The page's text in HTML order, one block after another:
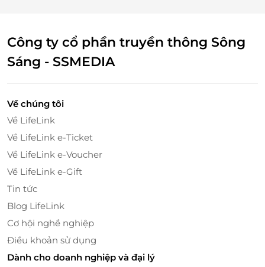
Công ty cổ phần truyền thông Sông
Sáng - SSMEDIA
Về chúng tôi
Về LifeLink
Về LifeLink e-Ticket
Về LifeLink e-Voucher
Về LifeLink e-Gift
Tin tức
Blog LifeLink
Cơ hội nghề nghiệp
Điều khoản sử dụng
Dành cho doanh nghiệp và đại lý